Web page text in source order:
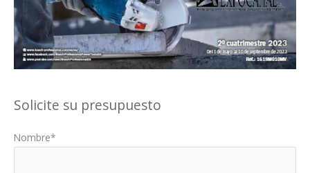
Solicite su presupuesto
Nombre*